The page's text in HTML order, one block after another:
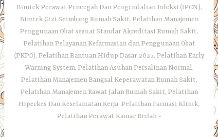
Bimtek Perawat Pencegah Dan Pengendalian Infeksi (IPCN),
Bimtek Gizi Seimbang Rumah Sakit, Pelatihan Manajemen
Penggunaan Obat sesuai Standar Akreditasi Rumah Sakit,
Pelatihan Pelayanan Kefarmasian dan Penggunaan Obat
(PKPO), Pelatihan Bantuan Hidup Dasar 2025, Pelatihan Early
Warning System, Pelatihan Asuhan Persalinan Normal,
Pelatihan Manajemen Bangsal Keperawatan Rumah Sakit,
Pelatihan Manajemen Rawat Jalan Rumah Sakit, Pelatihan
Hiperkes Dan Keselamatan Kerja, Pelatihan Farmasi Klinik,
Pelatihan Perawat Kamar Bedah